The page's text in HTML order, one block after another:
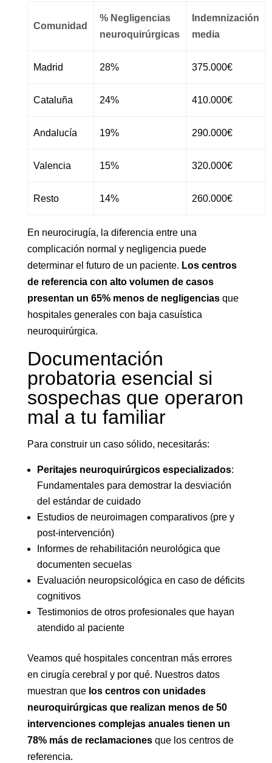
Comunidad
% Negligencias
neuroquirúrgicas
Indemnización
media
Madrid 28% 375.000€
Cataluña 24% 410.000€
Andalucía 19% 290.000€
Valencia 15% 320.000€
Resto 14% 260.000€
En neurocirugía, la diferencia entre una
complicación normal y negligencia puede
determinar el futuro de un paciente. Los centros
de referencia con alto volumen de casos
presentan un 65% menos de negligenciasque
hospitales generales con baja casuística
neuroquirúrgica.
Documentación
probatoria esencial si
sospechas que operaron
mal a tu familiar
Para construir un caso sólido, necesitarás:
Peritajes neuroquirúrgicos especializados:
Fundamentales para demostrar la desviación
del estándar de cuidado
Estudios de neuroimagen comparativos (pre y
post-intervención)
Informes de rehabilitación neurológica que
documenten secuelas
Evaluación neuropsicológica en caso de déficits
cognitivos
Testimonios de otros profesionales que hayan
atendido al paciente
Veamos qué hospitales concentran más errores
en cirugía cerebral y por qué. Nuestros datos
muestran que los centros con unidades
neuroquirúrgicas que realizan menos de 50
intervenciones complejas anuales tienen un
78% más de reclamacionesque los centros de
referencia.